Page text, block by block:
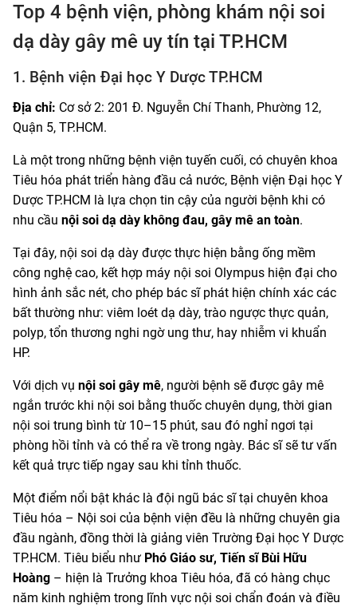
Top 4 bệnh viện, phòng khám nội soi
dạ dày gây mê uy tín tại TP.HCM
1. Bệnh viện Đại học Y Dược TP.HCM
Địa chỉ: Cơ sở 2: 201 Đ. Nguyễn Chí Thanh, Phường 12,
Quận 5, TP.HCM.
Là một trong những bệnh viện tuyến cuối, có chuyên khoa
Tiêu hóa phát triển hàng đầu cả nước, Bệnh viện Đại học Y
Dược TP.HCM là lựa chọn tin cậy của người bệnh khi có
nhu cầu nội soi dạ dày không đau, gây mê an toàn.
Tại đây, nội soi dạ dày được thực hiện bằng ống mềm
công nghệ cao, kết hợp máy nội soi Olympus hiện đại cho
hình ảnh sắc nét, cho phép bác sĩ phát hiện chính xác các
bất thường như: viêm loét dạ dày, trào ngược thực quản,
polyp, tổn thương nghi ngờ ung thư, hay nhiễm vi khuẩn
HP.
Với dịch vụ nội soi gây mê, người bệnh sẽ được gây mê
ngắn trước khi nội soi bằng thuốc chuyên dụng, thời gian
nội soi trung bình từ 10–15 phút, sau đó nghỉ ngơi tại
phòng hồi tỉnh và có thể ra về trong ngày. Bác sĩ sẽ tư vấn
kết quả trực tiếp ngay sau khi tỉnh thuốc.
Một điểm nổi bật khác là đội ngũ bác sĩ tại chuyên khoa
Tiêu hóa – Nội soi của bệnh viện đều là những chuyên gia
đầu ngành, đồng thời là giảng viên Trường Đại học Y Dược
TP.HCM. Tiêu biểu như Phó Giáo sư, Tiến sĩ Bùi Hữu
Hoàng – hiện là Trưởng khoa Tiêu hóa, đã có hàng chục
năm kinh nghiệm trong lĩnh vực nội soi chẩn đoán và điều